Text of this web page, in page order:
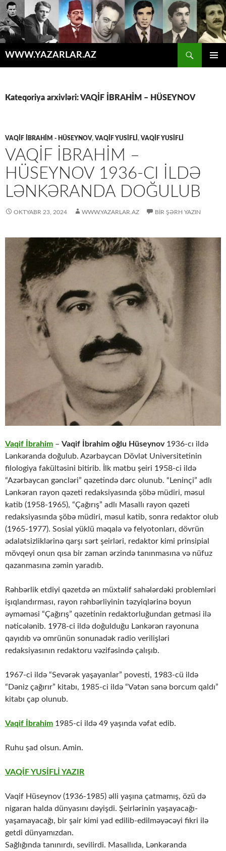
WWW.YAZARLAR.AZ
Kateqoriya arxivləri: VAQİF İBRAHİM – HÜSEYNOV
VAQİF İBRAHİM - HÜSEYNOV, VAQİF YUSİFLİ , VAQIF YUSİFLİ
VAQIF İBRAHIM –
HÜSEYNOV 1936-CI ILDƏ
LƏNKƏRANDA DOĞULUB
OKTYABR 23, 2024 WWW.YAZARLAR.AZ BIR ŞƏRH YAZIN
Vaqif İbrahim – Vaqif İbrahim oğlu Hüseynov1936-cı ildə
Lənkəranda doğulub. Azərbaycan Dövlət Universitetinin
filologiya fakültəsini bitirib. İlk mətbu şeiri 1958-ci ildə
“Azərbaycan gəncləri” qəzetində dərc olunub. “Leninçi” adlı
Lənkəran rayon qəzeti redaksiyasında şöbə müdiri, məsul
katib (1958-1965), “Çağırış” adlı Masallı rayon qəzeti
redaksiyasında şöbə müdiri, məsul katib, sonra redaktor olub
(1965-1977). Sosial yüklü məqalə və felyotonları, dövrün
ədalətsizliklərinə qarşı sərt şeirləri, redaktor kimi prinsipial
mövqeyi onun qısa bir zaman ərzində tanınmasına və nüfuz
qazanmasına zəmin yaradıb.
Rəhbərlik etdiyi qəzetdə ən müxtəlif sahələrdəki problemləri
işıqlandırması, rayon rəhbərliyinin təzyiqlərinə boyun
əyməməsi “Çağırış” qəzetinin redaktorluğundan getməsi ilə
nəticələnib. 1978-ci ildə doğulduğu Lənkərən rayonuna
qayıdıb və omrünün sonunadək radio verilişləri
redaksiyasının redaktoru vəzifəsində çalışıb.
1967-ci ildə “Sevərək yaşayanlar” povesti, 1983-cü ildə
“Dəniz çağırır” kitabı, 1985-ci ildə “Vətən sənə borcum qaldı”
kitabı çap olunub.
Vaqif İbrahim 1985-ci ildə 49 yaşında vəfat edib.
Ruhu şad olsun. Amin.
VAQİF YUSİFLİ YAZIR
Vaqif Hüseynov (1936-1985) əlli yaşına çatmamış, özü də
nigaran halda dünyasını dəyişdi. Şeirlərinin yaşayacağı-
yaşamayacağı, bir şair kimi yad edilib-edilməyəcəyi fikri ilə
getdi dünyamızdan.
Sağlığında tanınırdı, sevilirdi. Masallıda, Lənkəranda